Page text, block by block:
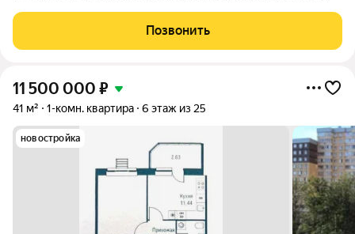
ИПОТЕКИ ОТ 12,25 % на весь период. А так же применима
программа под 1,5 % на 1 или 2 года Московская
Позвонить
11 500 000 ₽
41 м² 1-комн. квартира 6 этаж из 25
новостройка